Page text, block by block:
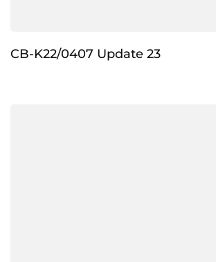
CB-K22/0407 Update 23